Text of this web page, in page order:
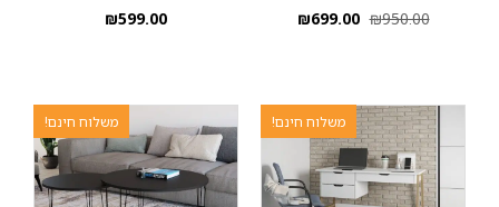
₪950.00
₪699.00
₪599.00
משלוח חינם! משלוח חינם!